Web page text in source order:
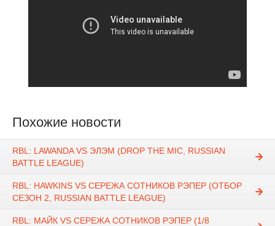
Похожие новости
RBL: LAWANDA VS ЭЛЭМ (DROP THE MIC, RUSSIAN
BATTLE LEAGUE)
RBL: HAWKINS VS СЕРЕЖА СОТНИКОВ РЭПЕР (ОТБОР
СЕЗОН 2, RUSSIAN BATTLE LEAGUE)
RBL: МАЙК VS СЕРЕЖА СОТНИКОВ РЭПЕР (1/8